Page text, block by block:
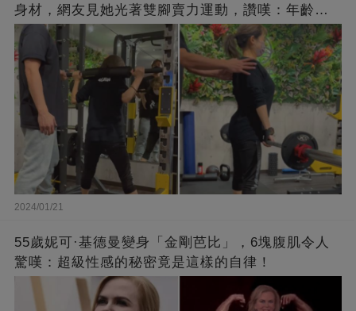
身材，網友見她光著雙腳賣力運動，讚嘆：年齡不
過是個數字！
2024/01/21
55歲妮可·基德曼變身「金剛芭比」，6塊腹肌令人
驚嘆：超級性感的秘密竟是這樣的自律！